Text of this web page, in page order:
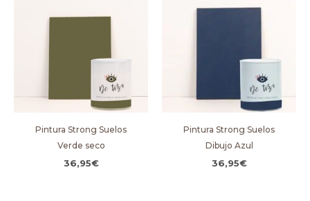
Pintura Strong Suelos
Verde seco
36,95€
Pintura Strong Suelos
Dibujo Azul
36,95€